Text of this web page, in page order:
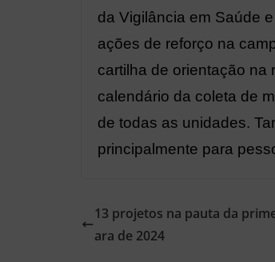
da Vigilância em Saúde
ações de reforço na
cartilha de orientação na
calendário da coleta de
de todas as unidades.
principalmente para
13 projetos na pauta da
ara de 2024